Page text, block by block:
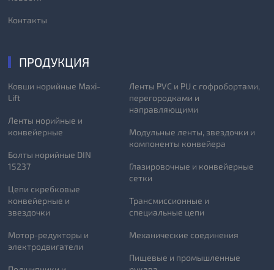
ПРОДУКЦИЯ
Ковши норийные Maxi-
Lift
Ленты норийные и
конвейерные
Болты норийные DIN
15237
Цепи скребковые
конвейерные и
звездочки
Мотор-редукторы и
электродвигатели
Ленты PVC и PU с гофробортами,
перегородками и
направляющими
Модульные ленты, звездочки и
компоненты конвейера
Глазировочные и конвейерные
сетки
Трансмиссионные и
специальные цепи
Механические соединения
Пищевые и промышленные
Контакты